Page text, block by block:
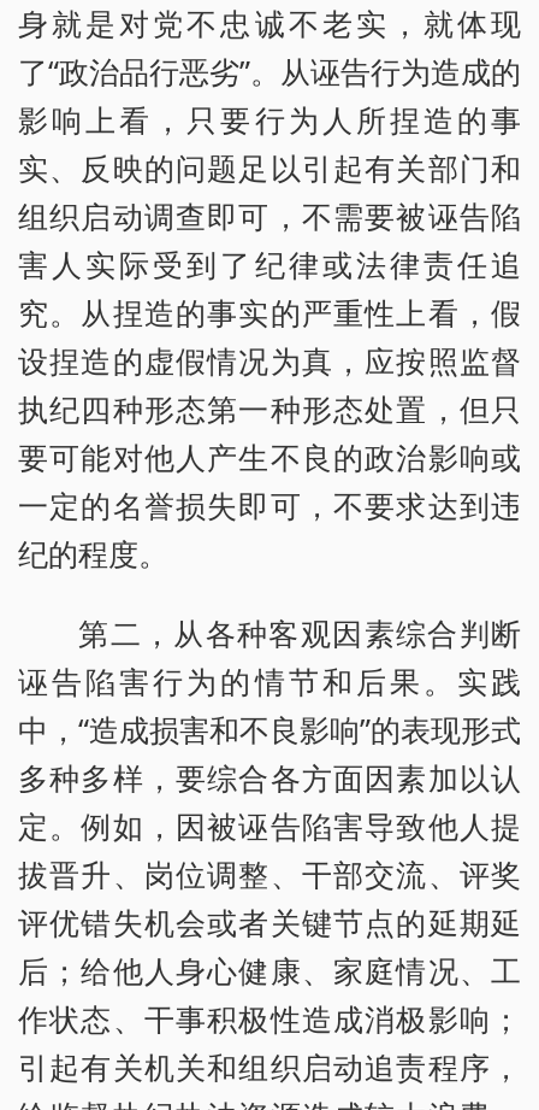
身就是对党不忠诚不老实，就体现
了“政治品行恶劣”。从诬告行为造成的
影响上看，只要行为人所捏造的事
实、反映的问题足以引起有关部门和
组织启动调查即可，不需要被诬告陷
害人实际受到了纪律或法律责任追
究。从捏造的事实的严重性上看，假
设捏造的虚假情况为真，应按照监督
执纪四种形态第一种形态处置，但只
要可能对他人产生不良的政治影响或
一定的名誉损失即可，不要求达到违
纪的程度。
第二，从各种客观因素综合判断
诬告陷害行为的情节和后果。实践
中，“造成损害和不良影响”的表现形式
多种多样，要综合各方面因素加以认
定。例如，因被诬告陷害导致他人提
拔晋升、岗位调整、干部交流、评奖
评优错失机会或者关键节点的延期延
后；给他人身心健康、家庭情况、工
作状态、干事积极性造成消极影响；
引起有关机关和组织启动追责程序，